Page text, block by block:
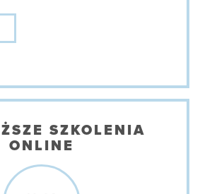
SZKOLENIA
ONLINE